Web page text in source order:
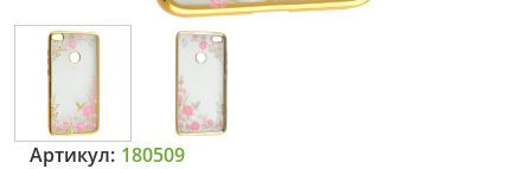
Артикул: 180509